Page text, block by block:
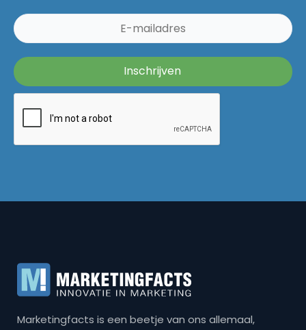
Marketingfacts is een beetje van ons allemaal,